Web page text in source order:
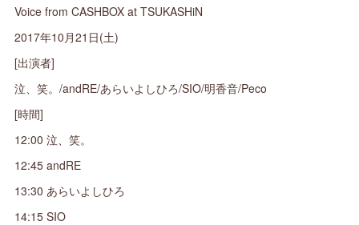
Voice from CASHBOX at TSUKASHiN
2017年10月21日(土)
[出演者]
泣、笑。/andRE/あらいよしひろ/SIO/明香音/Peco
[時間]
12:00 泣、笑。
12:45 andRE
13:30 あらいよしひろ
14:15 SIO